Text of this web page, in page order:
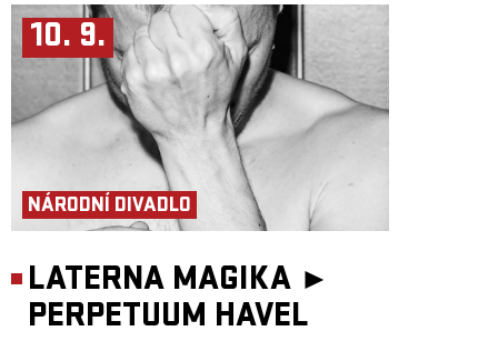
10. 9.
NÁRODNÍ DIVADLO
LATERNA MAGIKA ►
PERPETUUM HAVEL